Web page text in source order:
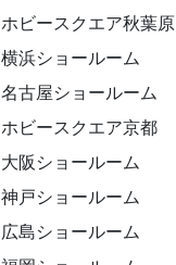
ホビースクエア秋葉原
横浜ショールーム
名古屋ショールーム
ホビースクエア京都
大阪ショールーム
神戸ショールーム
広島ショールーム